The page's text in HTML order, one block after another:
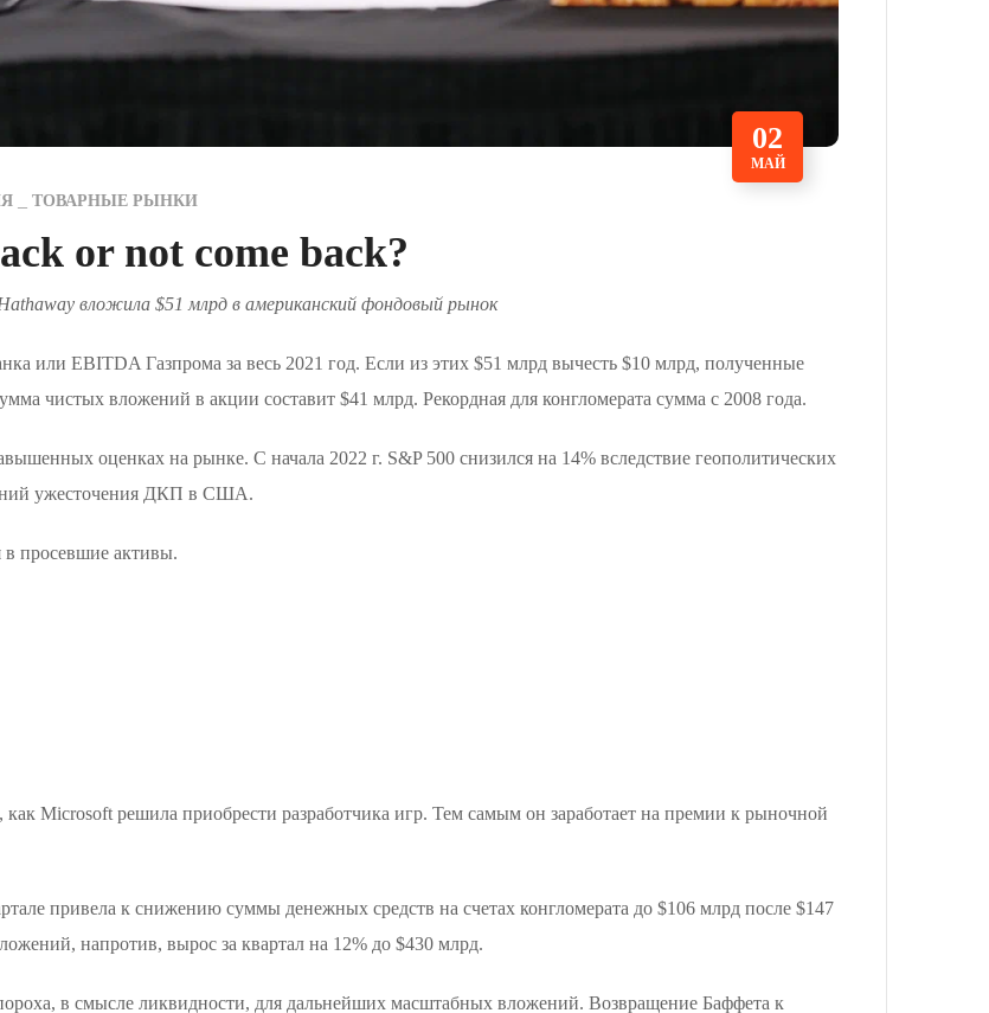
02
МАЙ
ТОВАРНЫЕ РЫНКИ
or not come back?
вложила $51 млрд в американский фондовый рынок
или EBITDA Газпрома за весь 2021 год. Если из этих $51 млрд вычесть $10 млрд, полученные
чистых вложений в акции составит $41 млрд. Рекордная для конгломерата сумма с 2008 года.
оценках на рынке. С начала 2022 г. S&P 500 снизился на 14% вследствие геополитических
ужесточения ДКП в США.
в просевшие активы.
Microsoft решила приобрести разработчика игр. Тем самым он заработает на премии к рыночной
привела к снижению суммы денежных средств на счетах конгломерата до $106 млрд после $147
напротив, вырос за квартал на 12% до $430 млрд.
в смысле ликвидности, для дальнейших масштабных вложений. Возвращение Баффета к